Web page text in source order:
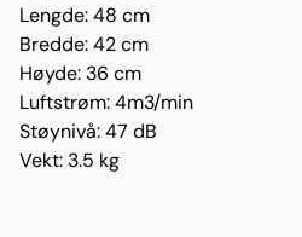
Lengde: 48 cm
Bredde: 42 cm
Høyde: 36 cm
Luftstrøm: 4m3/min
Støynivå: 47 dB
Vekt: 3.5 kg